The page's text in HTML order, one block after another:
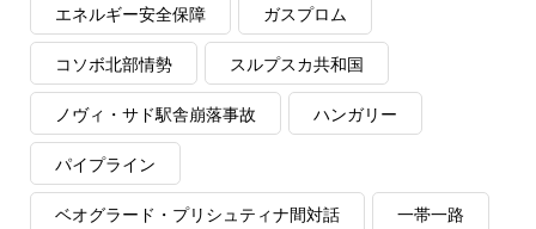
エネルギー安全保障 ガスプロム
コソボ北部情勢 スルプスカ共和国
ノヴィ・サド駅舎崩落事故 ハンガリー
パイプライン
ベオグラード・プリシュティナ間対話 一帯一路